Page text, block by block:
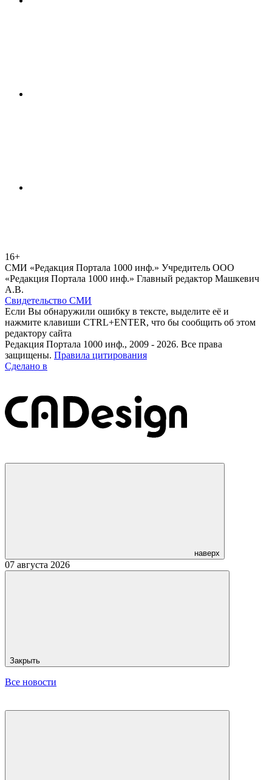
16+
СМИ «Редакция Портала 1000 инф.» Учредитель ООО
«Редакция Портала 1000 инф.» Главный редактор Машкевич
А.В.
Свидетельство СМИ
Если Вы обнаружили ошибку в тексте, выделите её и
нажмите клавиши CTRL+ENTER, что бы сообщить об этом
редактору сайта
Редакция Портала 1000 инф., 2009 - 2026. Все права
защищены. Правила цитирования
Сделано в
наверх
07 августа 2026
Закрыть
Все новости